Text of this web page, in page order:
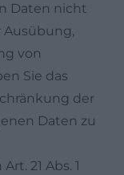
Daten nicht
Ausübung,
von
Sie das
der
Daten zu
21 Abs. 1